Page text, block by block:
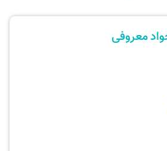
نی، فلوت، سازهای بادی
ارسال سفارش
معروفی